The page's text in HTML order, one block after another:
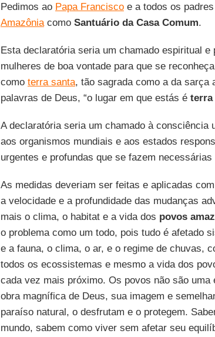
Pedimos ao Papa Franciscoe a todos os
Amazôniacomo Santuário da Casa Comum.
Esta declaratória seria um chamado espiritual
mulheres de boa vontade para que se
como terra santa, tão sagrada como a da sarça
palavras de Deus, “o lugar em que estás é terra
A declaratória seria um chamado à consciência
aos organismos mundiais e aos estados
urgentes e profundas que se fazem
As medidas deveriam ser feitas e aplicadas
a velocidade e a profundidade das mudanças
mais o clima, o habitat e a vida dos povos
o problema como um todo, pois tudo é afetado
e a fauna, o clima, o ar, e o regime de chuvas,
todos os ecossistemas e mesmo a vida dos
cada vez mais próximo. Os povos não são
obra magnífica de Deus, sua imagem e
paraíso natural, o desfrutam e o protegem.
mundo, sabem como viver sem afetar seu